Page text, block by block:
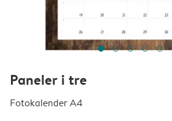
Paneler i tre
Fotokalender A4